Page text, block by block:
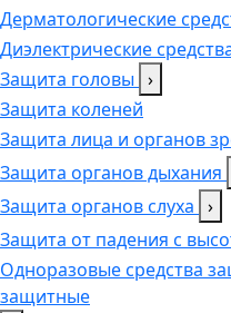
Дерматологические
Диэлектрические
Защита головы ›
Защита коленей
Защита лица и органов
Защита органов дыхания
Защита органов слуха ›
Защита от падения с
Одноразовые средства
защитные